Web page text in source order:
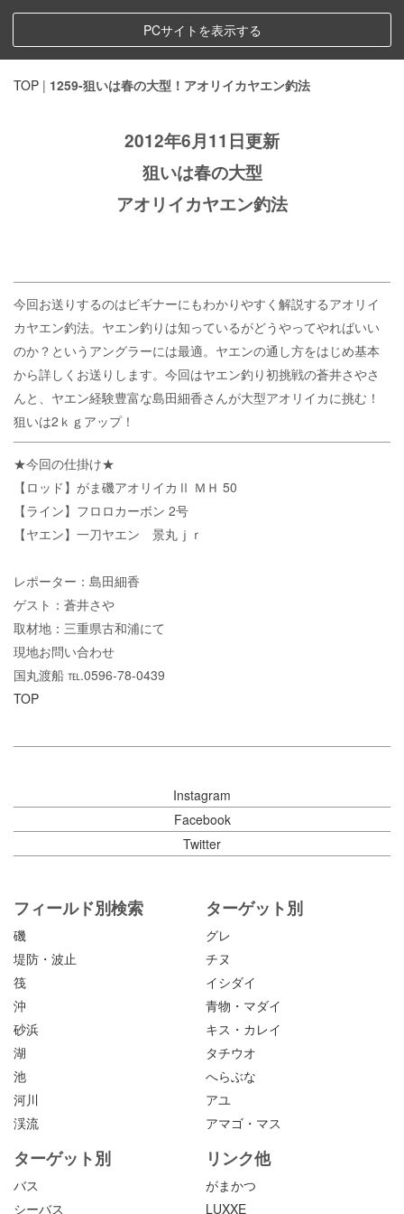
PCサイトを表示する
TOP | 1259-狙いは春の大型！アオリイカヤエン釣法
2012年6月11日更新
狙いは春の大型
アオリイカヤエン釣法
今回お送りするのはビギナーにもわかりやすく解説するアオリイ
カヤエン釣法。ヤエン釣りは知っているがどうやってやればいい
のか？というアングラーには最適。ヤエンの通し方をはじめ基本
から詳しくお送りします。今回はヤエン釣り初挑戦の蒼井さやさ
んと、ヤエン経験豊富な島田細香さんが大型アオリイカに挑む！
狙いは2ｋｇアップ！
★今回の仕掛け★
【ロッド】がま磯アオリイカⅡ ＭＨ 50
【ライン】フロロカーボン 2号
【ヤエン】一刀ヤエン 景丸ｊｒ
レポーター：島田細香
ゲスト：蒼井さや
取材地：三重県古和浦にて
現地お問い合わせ
国丸渡船 ℡.0596-78-0439
TOP
Instagram
Facebook
Twitter
フィールド別検索
磯
堤防・波止
筏
沖
砂浜
湖
池
河川
渓流
ターゲット別
グレ
チヌ
イシダイ
青物・マダイ
キス・カレイ
タチウオ
へらぶな
アユ
アマゴ・マス
ターゲット別
バス
シーバス
リンク他
がまかつ
LUXXE